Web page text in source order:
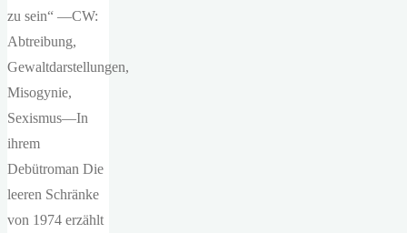
zu sein“ —CW:
Abtreibung,
Gewaltdarstellungen,
Misogynie,
Sexismus—In
ihrem
Debütroman Die
leeren Schränke
von 1974 erzählt